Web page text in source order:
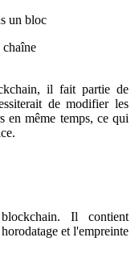
un bloc
chaîne
il fait partie de
de modifier les
en même temps, ce qui
Il contient
et l'empreinte